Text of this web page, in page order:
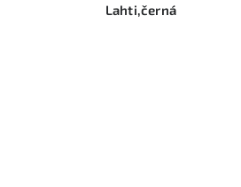
Lahti,černá